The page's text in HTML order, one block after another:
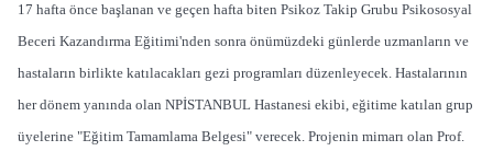
17 hafta önce başlanan ve geçen hafta biten Psikoz Takip Grubu Psikososyal
Beceri Kazandırma Eğitimi'nden sonra önümüzdeki günlerde uzmanların ve
hastaların birlikte katılacakları gezi programları düzenleyecek. Hastalarının
her dönem yanında olan NPİSTANBUL Hastanesi ekibi, eğitime katılan grup
üyelerine "Eğitim Tamamlama Belgesi" verecek. Projenin mimarı olan Prof.